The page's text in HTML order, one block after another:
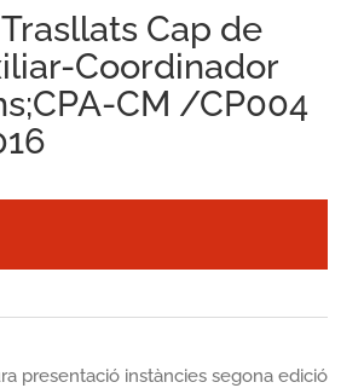
Cap de
Coordinador
CM /CP004
presentació instàncies segona edició